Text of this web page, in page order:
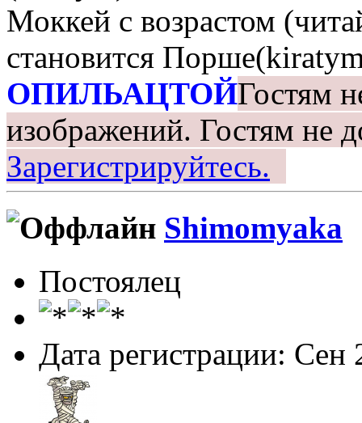
Моккей с возрастом
становится
ОПИЛЬАЦТОЙГостям
изображений. Гостям не
Зарегистрируйтесь.
Shimomyaka
Постоялец
Дата регистрации: Сен